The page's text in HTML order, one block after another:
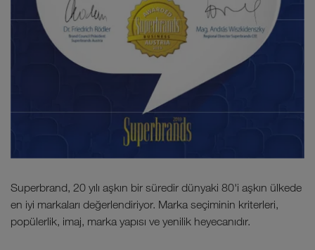
Superbrand, 20 yılı aşkın bir süredir dünyaki 80'i aşkın ülkede
en iyi markaları değerlendiriyor. Marka seçiminin kriterleri,
popülerlik, imaj, marka yapısı ve yenilik heyecanıdır.